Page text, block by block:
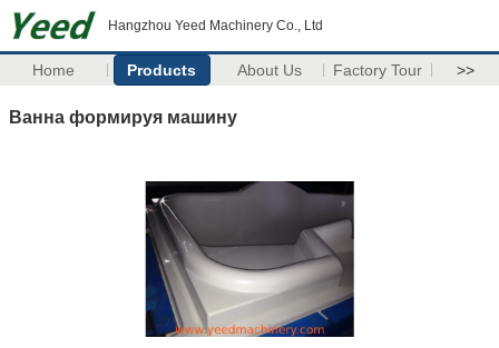
Hangzhou Yeed Machinery Co., Ltd
Home Products About Us Factory Tour >>
Ванна формируя машину